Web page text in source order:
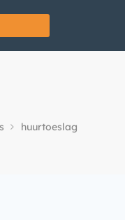
huurtoeslag